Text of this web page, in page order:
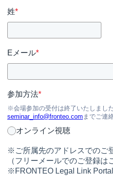
姓*
Eメール*
参加方法*
※会場参加の受付は終了いたしまし
seminar_info@fronteo.com までご連
オンライン視聴
※ご所属先のアドレスでのご
（フリーメールでのご登録は
※FRONTEO Legal Link